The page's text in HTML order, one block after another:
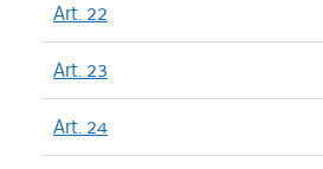
Art. 22
Art. 23
Art. 24